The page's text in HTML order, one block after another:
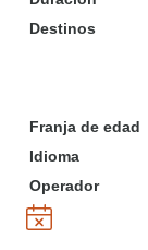
Destinos
Franja de edad
Idioma
Operador